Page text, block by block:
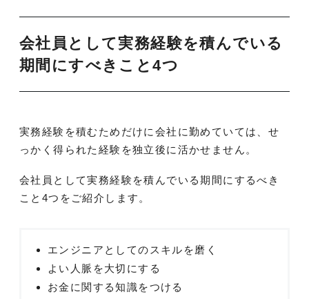
会社員として実務経験を積んでいる
期間にすべきこと4つ
実務経験を積むためだけに会社に勤めていては、せ
っかく得られた経験を独立後に活かせません。
会社員として実務経験を積んでいる期間にするべき
こと4つをご紹介します。
エンジニアとしてのスキルを磨く
よい人脈を大切にする
お金に関する知識をつける